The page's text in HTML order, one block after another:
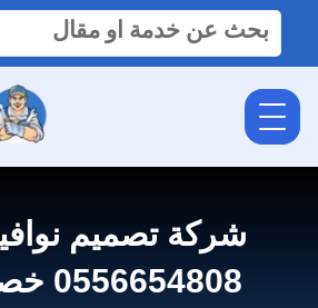
البحث
عن:
شركة تصميم